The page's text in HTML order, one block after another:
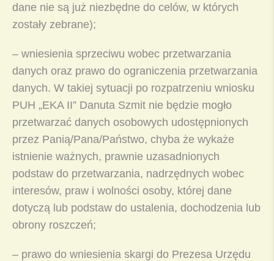
dane nie są już niezbędne do celów, w których
zostały zebrane);
– wniesienia sprzeciwu wobec przetwarzania
danych oraz prawo do ograniczenia przetwarzania
danych. W takiej sytuacji po rozpatrzeniu wniosku
PUH „EKA II” Danuta Szmit nie będzie mogło
przetwarzać danych osobowych udostępnionych
przez Panią/Pana/Państwo, chyba że wykaże
istnienie ważnych, prawnie uzasadnionych
podstaw do przetwarzania, nadrzędnych wobec
interesów, praw i wolności osoby, której dane
dotyczą lub podstaw do ustalenia, dochodzenia lub
obrony roszczeń;
– prawo do wniesienia skargi do Prezesa Urzędu